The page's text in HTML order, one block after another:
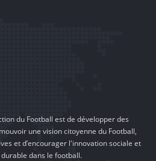
du Football est de développer des
une vision citoyenne du Football,
et d’encourager l'innovation sociale et
dans le football.